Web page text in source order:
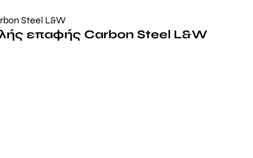
επαφής Carbon Steel L&W